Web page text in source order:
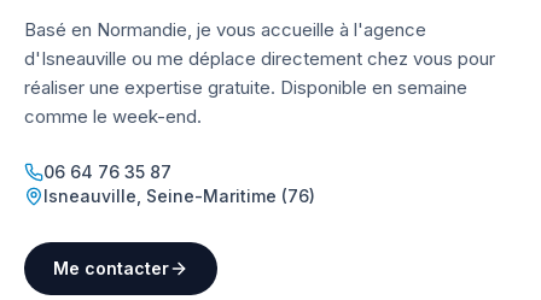
Basé en Normandie, je vous accueille à l'agence
d'Isneauville ou me déplace directement chez vous pour
réaliser une expertise gratuite. Disponible en semaine
comme le week-end.
06 64 76 35 87
Isneauville Seine-Maritime (76)
Me contacter